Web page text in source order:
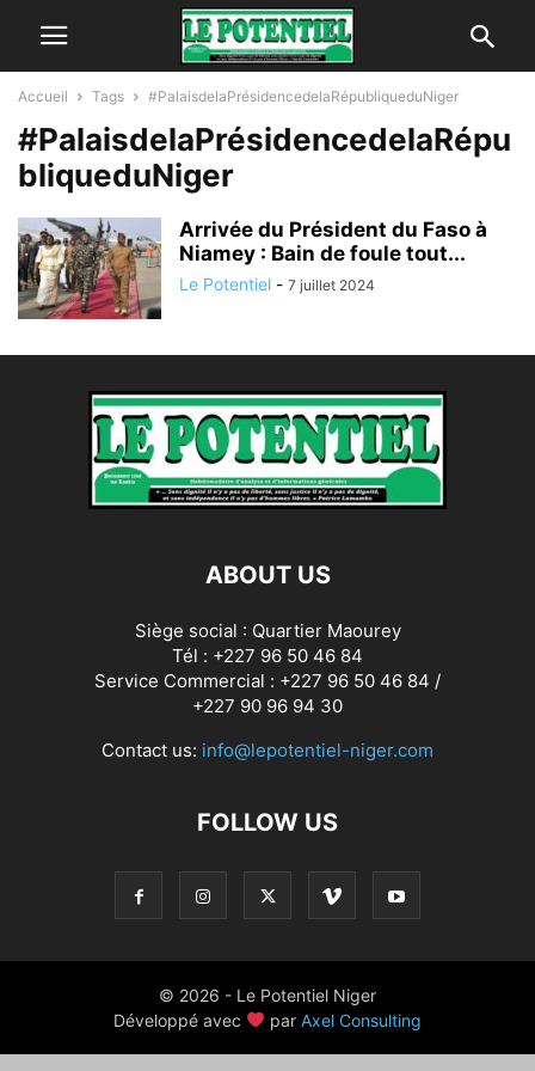
Accueil Tags #PalaisdelaPrésidencedelaRépubliqueduNiger
#PalaisdelaPrésidencedelaRépu
bliqueduNiger
Arrivée du Président du Faso à
Niamey : Bain de foule tout...
Le Potentiel - 7 juillet 2024
ABOUT US
Siège social : Quartier Maourey
Tél : +227 96 50 46 84
Service Commercial : +227 96 50 46 84 /
+227 90 96 94 30
Contact us: info@lepotentiel-niger.com
FOLLOW US
© 2026 - Le Potentiel Niger
Développé avec
par Axel Consulting